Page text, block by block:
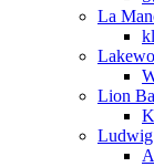
La
Lion
Ludwig